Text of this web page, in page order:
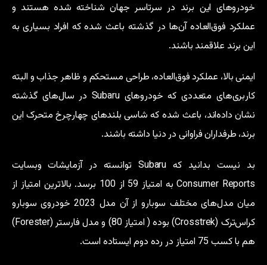
خودروهای این برند در سرتاسر جهان شناخته شده هستند و
عملکرد فوق‌العاده آن‌ها در گذشته باعث شده که افراد بسیاری به
این برند علاقمند باشند.
ایمنی بالا، عملکرد فوق‌العاده، طراحی مستحکم و ظاهر جذاب و البته
کاربری‌های متعددی که خودروهای Subaru در سال‌های گذشته
نشان داده‌اند، باعث شده که شاسی بلندهای چهارچرخ متحرک این
برند، طرفداران فراوانی در دنیا داشته باشند.
بد نیست بدانید که Subaru توانسته در آزمایشات وبسایت
Consumer Reports به امتیاز 59 از 100 برسد. بالاترین امتیاز از
میان مدل‌های مختلف سوبارو از آن مدل 2023 خودروی سوبارو
کراس‌ترک (Crosstrek) بوده ( امتیاز 80) و مدل فارستر (Forester)
هم با کسب 75 امتیاز در رده دوم ایستاده است.